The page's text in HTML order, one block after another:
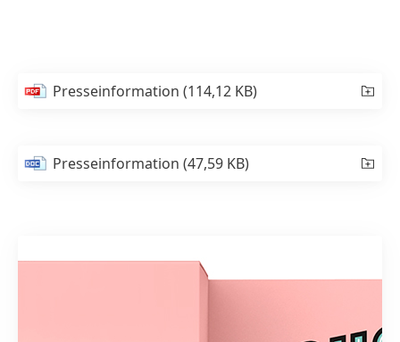
Presseinformation(114,12 KB)
Presseinformation(47,59 KB)